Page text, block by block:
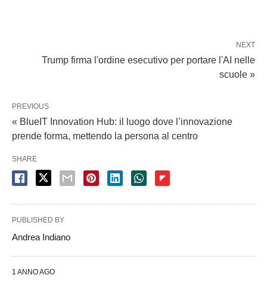
NEXT
Trump firma l'ordine esecutivo per portare l'AI nelle
scuole »
PREVIOUS
« BlueIT Innovation Hub: il luogo dove l’innovazione
prende forma, mettendo la persona al centro
SHARE
PUBLISHED BY
Andrea Indiano
1 ANNO AGO